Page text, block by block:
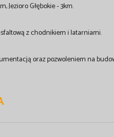
Jezioro Głębokie - 3km.
z chodnikiem i latarniami.
oraz pozwoleniem na